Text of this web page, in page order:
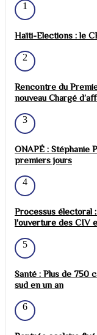
1
Haïti-Elections : le
2
Rencontre du
nouveau Chargé
3
ONAPÉ : Stéphanie
premiers jours
4
Processus électoral
l'ouverture des CIV
5
Santé : Plus de 750
sud en un an
6